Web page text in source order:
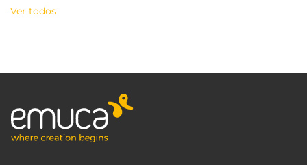
Ver todos